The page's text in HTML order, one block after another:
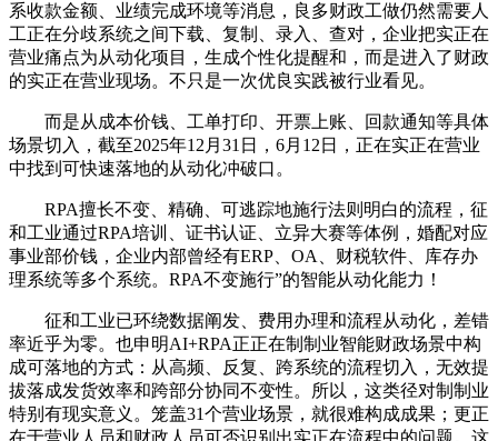
系收款金额、业绩完成环境等消息，良多财政工做仍然需要人
工正在分歧系统之间下载、复制、录入、查对，企业把实正在
营业痛点为从动化项目，生成个性化提醒和，而是进入了财政
的实正在营业现场。不只是一次优良实践被行业看见。
而是从成本价钱、工单打印、开票上账、回款通知等具体
场景切入，截至2025年12月31日，6月12日，正在实正在营业
中找到可快速落地的从动化冲破口。
RPA擅长不变、精确、可逃踪地施行法则明白的流程，征
和工业通过RPA培训、证书认证、立异大赛等体例，婚配对应
事业部价钱，企业内部曾经有ERP、OA、财税软件、库存办
理系统等多个系统。RPA不变施行”的智能从动化能力！
征和工业已环绕数据阐发、费用办理和流程从动化，差错
率近乎为零。也申明AI+RPA正正在制制业智能财政场景中构
成可落地的方式：从高频、反复、跨系统的流程切入，无效提
拔落成发货效率和跨部分协同不变性。所以，这类径对制制业
特别有现实意义。笼盖31个营业场景，就很难构成成果；更正